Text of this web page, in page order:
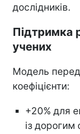
дослідників.
Підтримка
учених
Модель
коефіцієнти:
+20% для
із